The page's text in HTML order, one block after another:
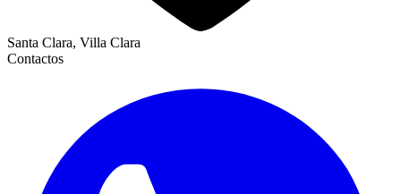
Santa Clara, Villa Clara
Contactos